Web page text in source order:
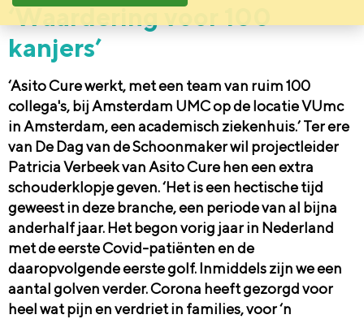
‘Waardering voor 100
kanjers’
‘Asito Cure werkt, met een team van ruim 100
collega's, bij Amsterdam UMC op de locatie VUmc
in Amsterdam, een academisch ziekenhuis.’ Ter ere
van De Dag van de Schoonmaker wil projectleider
Patricia Verbeek van Asito Cure hen een extra
schouderklopje geven. ‘Het is een hectische tijd
geweest in deze branche, een periodevan al bijna
anderhalf jaar. Het begon vorig jaar in Nederland
met de eerste Covid-patiënten en de
daaropvolgende eerste golf. Inmiddels zijn we een
aantal golven verder. Corona heeft gezorgd voor
heel wat pijn en verdriet in families, voor ‘n